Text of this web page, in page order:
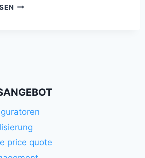
EVIL
price quote